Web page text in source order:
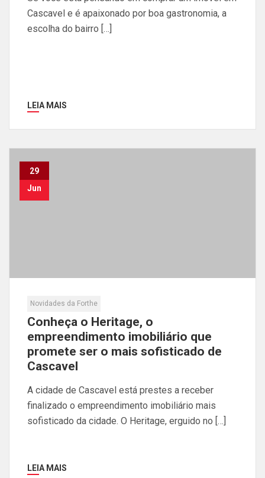
Cascavel e é apaixonado por boa gastronomia, a
escolha do bairro […]
LEIA MAIS
29
Jun
Novidades da Forthe
Conheça o Heritage, o
empreendimento imobiliário que
promete ser o mais sofisticado de
Cascavel
A cidade de Cascavel está prestes a receber
finalizado o empreendimento imobiliário mais
sofisticado da cidade. O Heritage, erguido no […]
LEIA MAIS